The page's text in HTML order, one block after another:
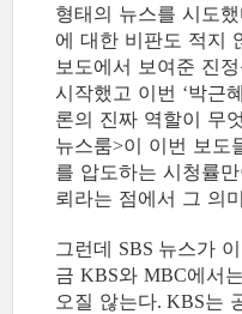
형태의 뉴스를 시도
에 대한 비판도 적지
보도에서 보여준 진
시작했고 이번 ‘박근
론의 진짜 역할이 무
뉴스룸>이 이번 보도
를 압도하는 시청률
뢰라는 점에서 그 의
그런데 SBS 뉴스가
금 KBS와 MBC에서
오질 않는다. KBS는